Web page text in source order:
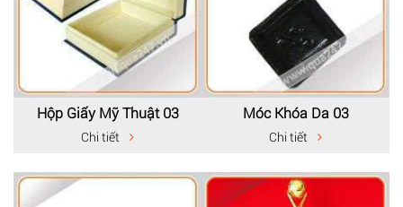
Hộp Giấy Mỹ Thuật 03
Chi tiết
Móc Khóa Da 03
Chi tiết